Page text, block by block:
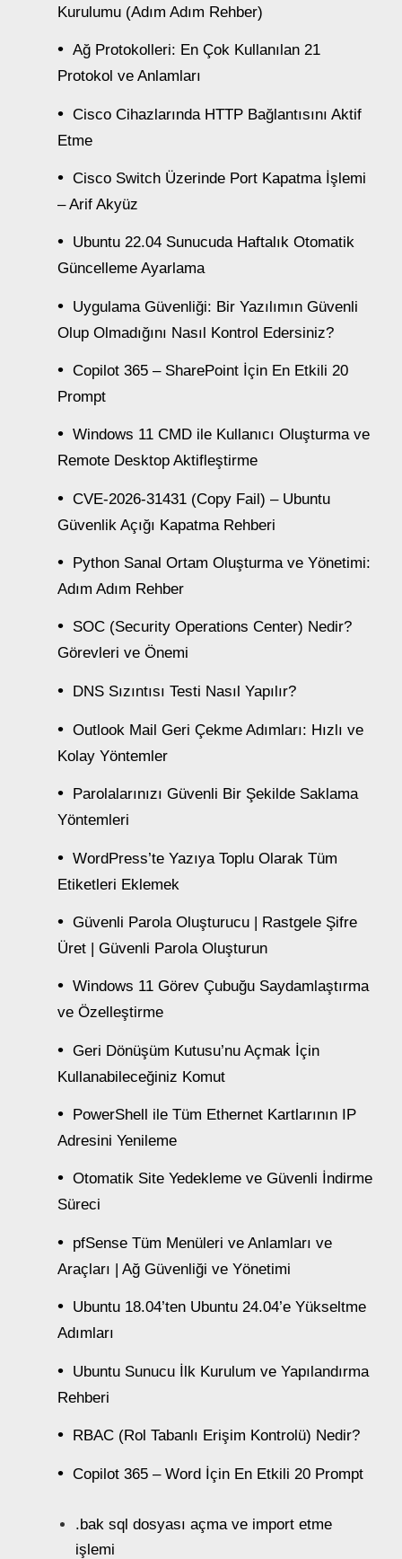
Kurulumu (Adım Adım Rehber)
Ağ Protokolleri: En Çok Kullanılan 21
Protokol ve Anlamları
Cisco Cihazlarında HTTP Bağlantısını Aktif
Etme
Cisco Switch Üzerinde Port Kapatma İşlemi
– Arif Akyüz
Ubuntu 22.04 Sunucuda Haftalık Otomatik
Güncelleme Ayarlama
Uygulama Güvenliği: Bir Yazılımın Güvenli
Olup Olmadığını Nasıl Kontrol Edersiniz?
Copilot 365 – SharePoint İçin En Etkili 20
Prompt
Windows 11 CMD ile Kullanıcı Oluşturma ve
Remote Desktop Aktifleştirme
CVE-2026-31431 (Copy Fail) – Ubuntu
Güvenlik Açığı Kapatma Rehberi
Python Sanal Ortam Oluşturma ve Yönetimi:
Adım Adım Rehber
SOC (Security Operations Center) Nedir?
Görevleri ve Önemi
DNS Sızıntısı Testi Nasıl Yapılır?
Outlook Mail Geri Çekme Adımları: Hızlı ve
Kolay Yöntemler
Parolalarınızı Güvenli Bir Şekilde Saklama
Yöntemleri
WordPress’te Yazıya Toplu Olarak Tüm
Etiketleri Eklemek
Güvenli Parola Oluşturucu | Rastgele Şifre
Üret | Güvenli Parola Oluşturun
Windows 11 Görev Çubuğu Saydamlaştırma
ve Özelleştirme
Geri Dönüşüm Kutusu’nu Açmak İçin
Kullanabileceğiniz Komut
PowerShell ile Tüm Ethernet Kartlarının IP
Adresini Yenileme
Otomatik Site Yedekleme ve Güvenli İndirme
Süreci
pfSense Tüm Menüleri ve Anlamları ve
Araçları | Ağ Güvenliği ve Yönetimi
Ubuntu 18.04’ten Ubuntu 24.04’e Yükseltme
Adımları
Ubuntu Sunucu İlk Kurulum ve Yapılandırma
Rehberi
RBAC (Rol Tabanlı Erişim Kontrolü) Nedir?
Copilot 365 – Word İçin En Etkili 20 Prompt
.bak sql dosyası açma ve import etme
işlemi